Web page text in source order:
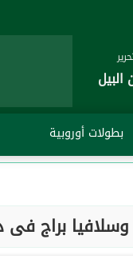
البيل
بطولات أوروبية
براج فى